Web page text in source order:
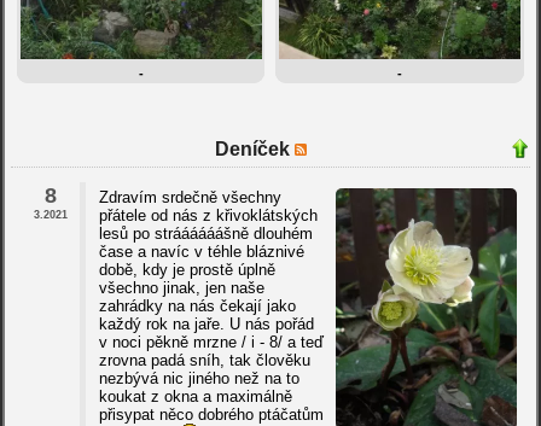
- -
Deníček
8
3.2021
Zdravím srdečně všechny
přátele od nás z křivoklátských
lesů po stráááááášně dlouhém
čase a navíc v téhle bláznivé
době, kdy je prostě úplně
všechno jinak, jen naše
zahrádky na nás čekají jako
každý rok na jaře. U nás pořád
v noci pěkně mrzne / i - 8/ a teď
zrovna padá sníh, tak člověku
nezbývá nic jiného než na to
koukat z okna a maximálně
přisypat něco dobrého ptáčatům